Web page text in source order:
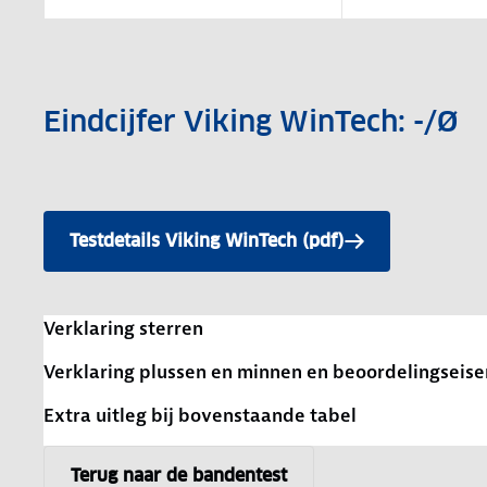
Eindcijfer Viking WinTech: -/Ø
Testdetails Viking WinTech (pdf)
Verklaring sterren
Verklaring plussen en minnen en
Extra uitleg bij bovenstaande tabel
Terug naar de bandentest